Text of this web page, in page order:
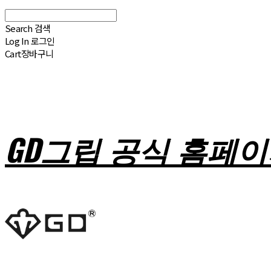
Search 검색
Log In로그인
Cart장바구니
GD그립 공식 홈페